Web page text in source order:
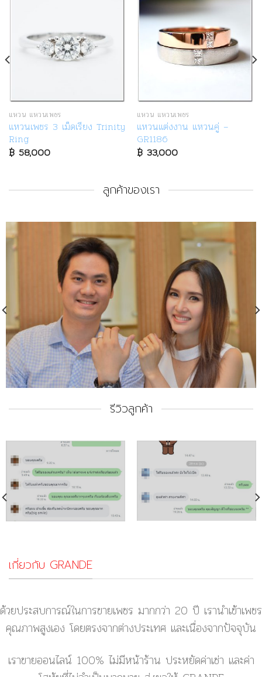
แหวน แหวนเพชร
แหวนเพชร 3 เม็ดเรียง Trinity
Ring
฿58,000
แหวน แหวนเพชร
แหวนแต่งงาน แหวนคู่ –
GR1186
฿33,000
ลูกค้าของเรา
รีวิวลูกค้า
เกี่ยวกับ GRANDE
ด้วยประสบการณ์ในการขายเพชร มากกว่า 20 ปี เรานำเข้าเพชร
คุณภาพสูงเอง โดยตรงจากต่างประเทศ และเนื่องจากปัจจุบัน
เราขายออนไลน์ 100% ไม่มีหน้าร้าน ประหยัดค่าเช่า และค่า